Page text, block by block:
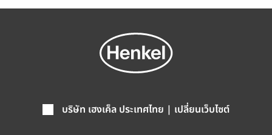
บริษัท เฮงเค็ล ประเทศไทย | เปลี่ยนเว็บไซต์